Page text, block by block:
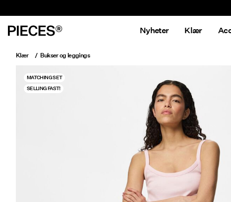
Nyheter Klær
Klær Bukser og leggings
MATCHING SET
SELLING FAST!